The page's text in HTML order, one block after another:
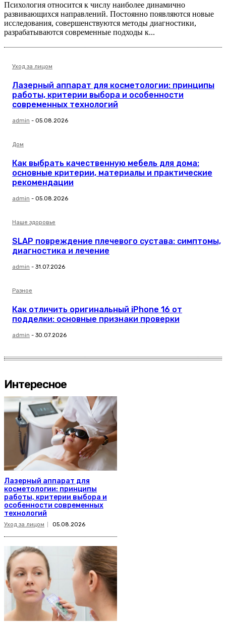
Психология относится к числу наиболее динамично
развивающихся направлений. Постоянно появляются новые
исследования, совершенствуются методы диагностики,
разрабатываются современные подходы к...
Уход за лицом
Лазерный аппарат для косметологии: принципы
работы, критерии выбора и особенности
современных технологий
admin - 05.08.2026
Дом
Как выбрать качественную мебель для дома:
основные критерии, материалы и практические
рекомендации
admin - 05.08.2026
Наше здоровье
SLAP повреждение плечевого сустава: симптомы,
диагностика и лечение
admin - 31.07.2026
Разное
Как отличить оригинальный iPhone 16 от
подделки: основные признаки проверки
admin - 30.07.2026
Интересное
Лазерный аппарат для
косметологии: принципы
работы, критерии выбора и
особенности современных
технологий
Уход за лицом 05.08.2026